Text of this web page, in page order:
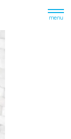
menu